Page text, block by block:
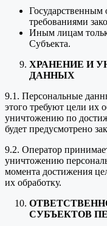
Государственным
требованиями
Иным лицам
Субъекта.
ХРАНЕНИЕ И
ДАННЫХ
9.1. Персональные
этого требуют цели их
уничтожению по
будет предусмотрено
9.2. Оператор
уничтожению
момента достижения
их обработку.
СУБЪЕКТОВ